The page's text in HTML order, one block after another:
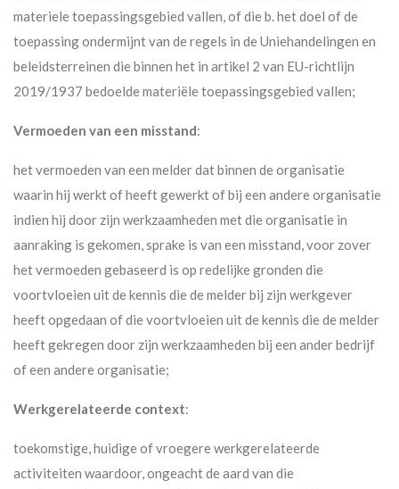
materiele toepassingsgebied vallen, of die b. het doel of de
toepassing ondermijnt van de regels in de Uniehandelingen en
beleidsterreinen die binnen het in artikel 2 van EU-richtlijn
2019/1937 bedoelde materiële toepassingsgebied vallen;
Vermoeden van een misstand:
het vermoeden van een melder dat binnen de organisatie
waarin hij werkt of heeft gewerkt of bij een andere organisatie
indien hij door zijn werkzaamheden met die organisatie in
aanraking is gekomen, sprake is van een misstand, voor zover
het vermoeden gebaseerd is op redelijke gronden die
voortvloeien uit de kennis die de melder bij zijn werkgever
heeft opgedaan of die voortvloeien uit de kennis die de melder
heeft gekregen door zijn werkzaamheden bij een ander bedrijf
of een andere organisatie;
Werkgerelateerde context:
toekomstige, huidige of vroegere werkgerelateerde
activiteiten waardoor, ongeacht de aard van die